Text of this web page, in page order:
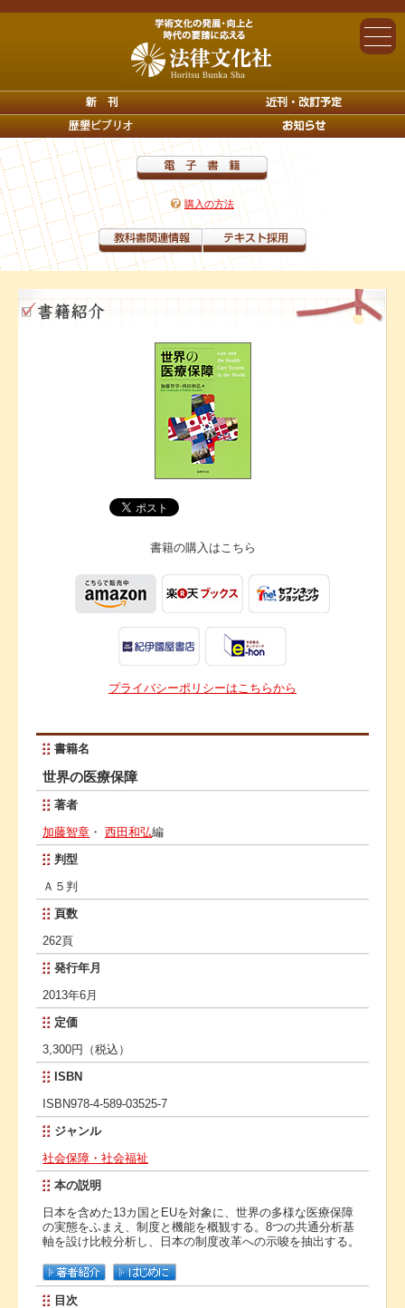
購入の方法
書籍の購入はこちら
プライバシーポリシーはこちらから
書籍名
世界の医療保障
著者
加藤智章 ・ 西田和弘編
判型
Ａ５判
頁数
262頁
発行年月
2013年6月
定価
3,300円（税込）
ISBN
ISBN978-4-589-03525-7
ジャンル
社会保障・社会福祉
本の説明
日本を含めた13カ国とEUを対象に、世界の多様な医療保障
の実態をふまえ、制度と機能を概観する。8つの共通分析基
軸を設け比較分析し、日本の制度改革への示唆を抽出する。
目次